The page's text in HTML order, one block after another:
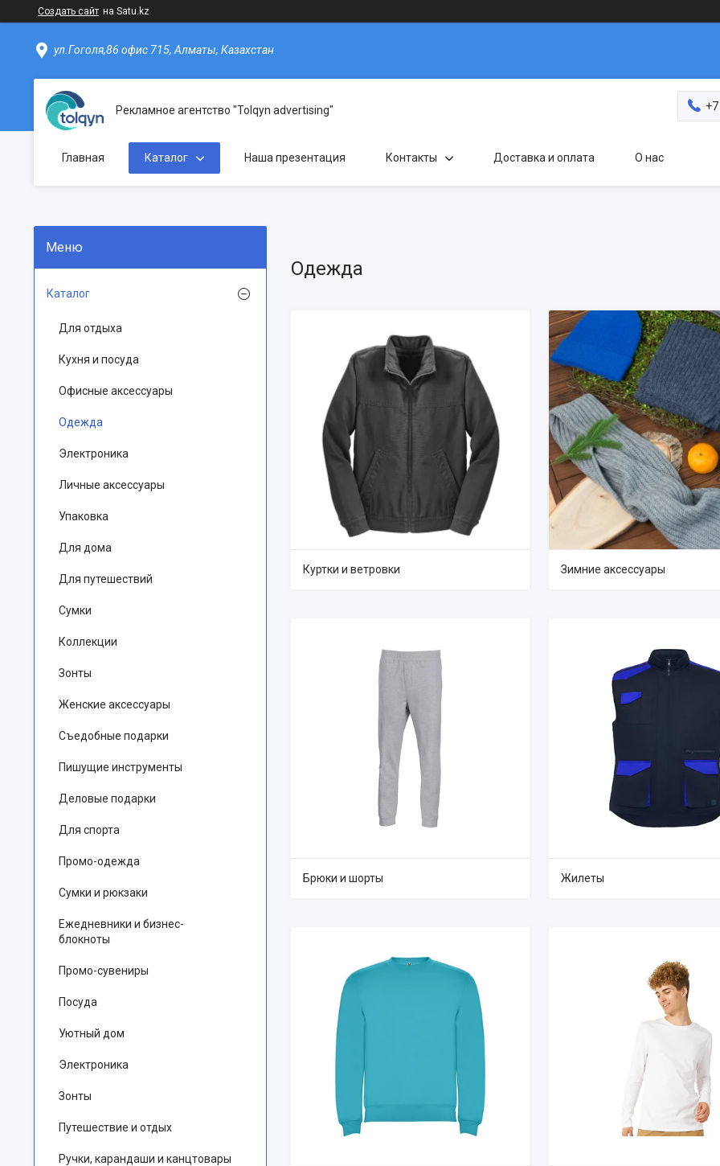
Создать сайт на Satu.kz
ул.Гоголя,86 офис 715, Алматы, Казахстан
Рекламное агентство "Tolqyn advertising"
Главная Каталог Наша презентация Контакты Доставка и оплата О нас
Одежда
Куртки и ветровки Зимние аксессуары
Брюки и шорты Жилеты
Каталог
Для отдыха
Кухня и посуда
Офисные аксессуары
Одежда
Электроника
Личные аксессуары
Упаковка
Для дома
Для путешествий
Сумки
Коллекции
Зонты
Женские аксессуары
Съедобные подарки
Пишущие инструменты
Деловые подарки
Для спорта
Промо-одежда
Сумки и рюкзаки
Ежедневники и бизнес-
блокноты
Промо-сувениры
Посуда
Уютный дом
Электроника
Зонты
Путешествие и отдых
Ручки, карандаши и канцтовары